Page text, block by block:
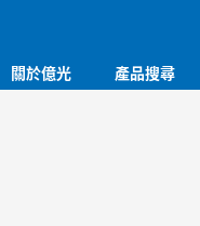
關於億光 產品搜尋